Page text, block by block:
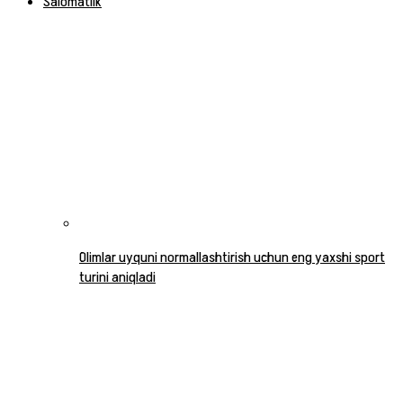
Olimlar uyquni normallashtirish uchun eng yaxshi sport
turini aniqladi